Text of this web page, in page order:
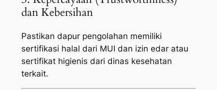
dan Kebersihan
Pastikan dapur pengolahan memiliki
sertifikasi halal dari MUI dan izin edar atau
sertifikat higienis dari dinas kesehatan
terkait.